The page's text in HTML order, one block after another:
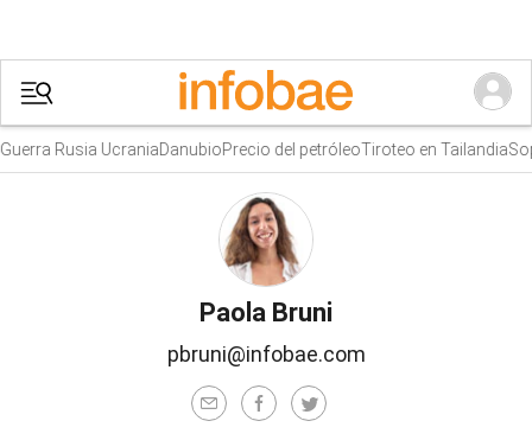
Rusia UcraniaDanubioPrecio del petróleoTiroteo en Tailandia
Paola Bruni
pbruni@infobae.com